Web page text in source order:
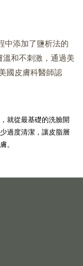
中添加了鹽析法的
和不刺激，通過美
國皮膚科醫師認
就從最基礎的洗臉開
過度清潔，讓皮脂層
。